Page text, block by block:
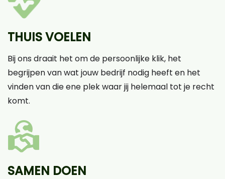
THUIS VOELEN
Bij ons draait het om de persoonlijke klik, het
begrijpen van wat jouw bedrijf nodig heeft en het
vinden van die ene plek waar jij helemaal tot je recht
komt.
SAMEN DOEN